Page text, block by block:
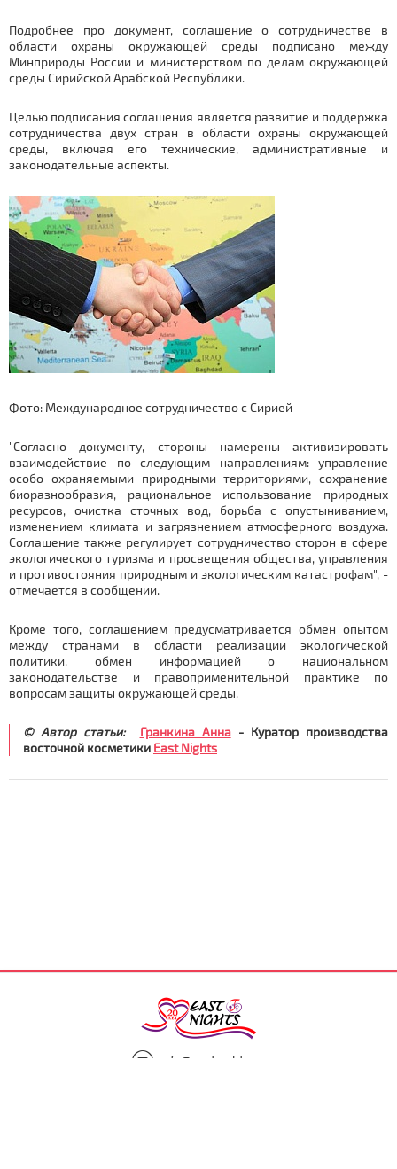
Подробнее про документ, соглашение о сотрудничестве в
области охраны окружающей среды подписано между
Минприроды России и министерством по делам окружающей
среды Сирийской Арабской Республики.
Целью подписания соглашения является развитие и поддержка
сотрудничества двух стран в области охраны окружающей
среды, включая его технические, административные и
законодательные аспекты.
Фото: Международное сотрудничество с Сирией
"Согласно документу, стороны намерены активизировать
взаимодействие по следующим направлениям: управление
особо охраняемыми природными территориями, сохранение
биоразнообразия, рациональное использование природных
ресурсов, очистка сточных вод, борьба с опустыниванием,
изменением климата и загрязнением атмосферного воздуха.
Соглашение также регулирует сотрудничество сторон в сфере
экологического туризма и просвещения общества, управления
и противостояния природным и экологическим катастрофам", -
отмечается в сообщении.
Кроме того, соглашением предусматривается обмен опытом
между странами в области реализации экологической
политики, обмен информацией о национальном
законодательстве и правоприменительной практике по
вопросам защиты окружающей среды.
© Автор статьи: Гранкина Анна - Куратор производства
восточной косметики East Nights
info@eastnights.ru